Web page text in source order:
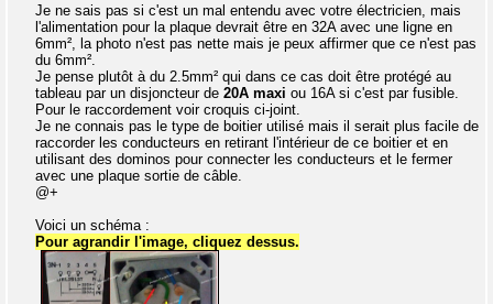
Je ne sais pas si c'est un mal entendu avec votre électricien, mais
l'alimentation pour la plaque devrait être en 32A avec une ligne en
6mm², la photo n'est pas nette mais je peux affirmer que ce n'est pas
du 6mm².
Je pense plutôt à du 2.5mm² qui dans ce cas doit être protégé au
tableau par un disjoncteur de 20A maxi ou 16A si c'est par fusible.
Pour le raccordement voir croquis ci-joint.
Je ne connais pas le type de boitier utilisé mais il serait plus facile de
raccorder les conducteurs en retirant l'intérieur de ce boitier et en
utilisant des dominos pour connecter les conducteurs et le fermer
avec une plaque sortie de câble.
@+
Voici un schéma :
Pour agrandir l'image, cliquez dessus.